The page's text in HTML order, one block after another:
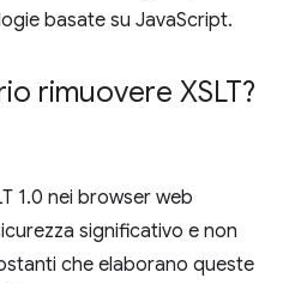
basate su JavaScript.
rimuovere XSLT?
1.0 nei browser web
significativo e non
che elaborano queste